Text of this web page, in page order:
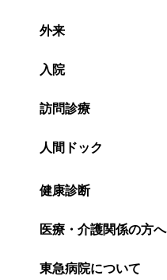
外来
入院
訪問診療
人間ドック
健康診断
医療・介護関係の方へ
東急病院について